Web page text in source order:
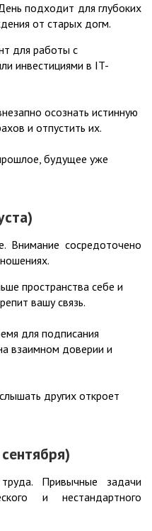
подходит для глубоких
от старых догм.
для работы с
инвестициями в IT-
осознать истинную
и отпустить их.
будущее уже
Внимание сосредоточено
пространства себе и
вашу связь.
для подписания
взаимном доверии и
других откроет
Привычные задачи
и нестандартного